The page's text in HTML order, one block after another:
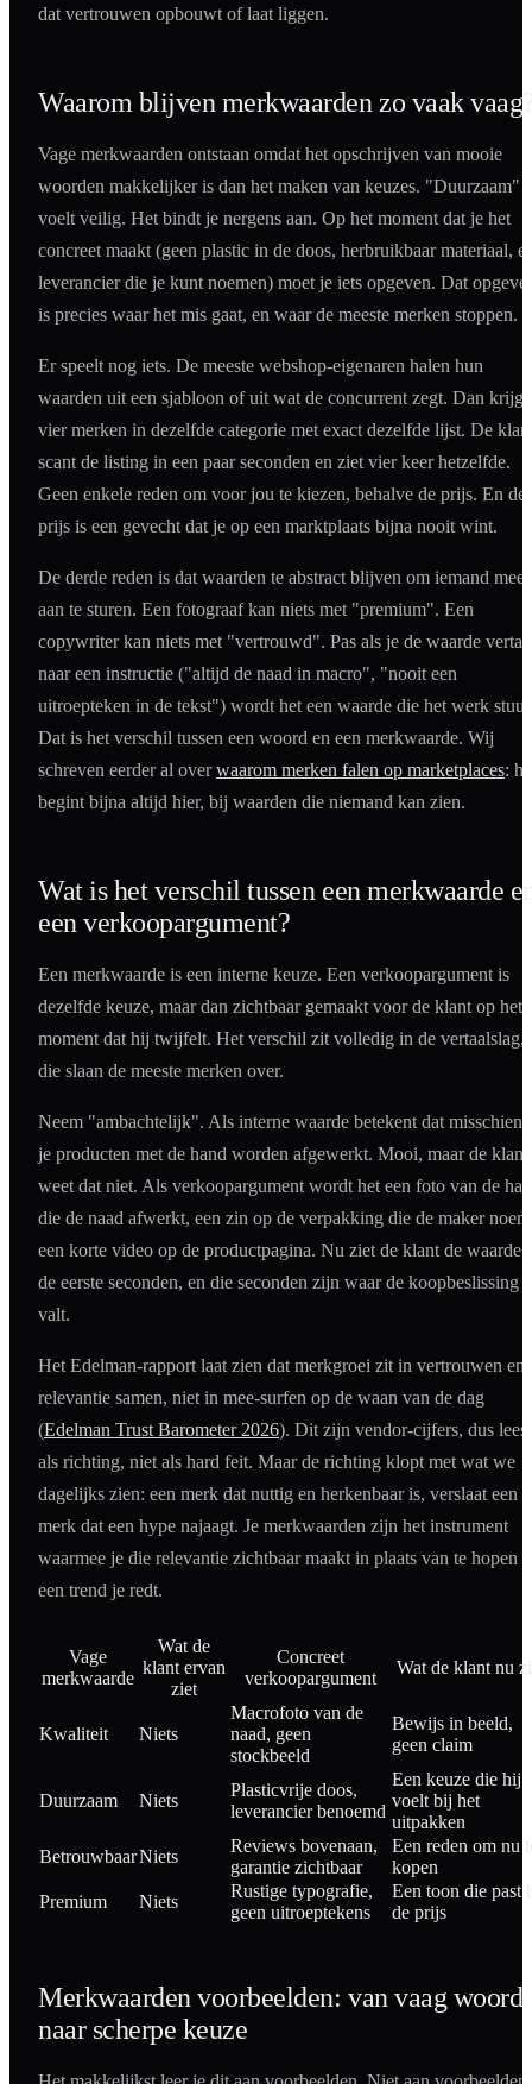
dat vertrouwen opbouwt of laat liggen.
Waarom blijven merkwaarden zo vaak
Vage merkwaarden ontstaan omdat het opschrijven van mooie
woorden makkelijker is dan het maken van keuzes. "Duurzaam"
voelt veilig. Het bindt je nergens aan. Op het moment dat je het
concreet maakt (geen plastic in de doos, herbruikbaar materiaal,
leverancier die je kunt noemen) moet je iets opgeven. Dat
is precies waar het mis gaat, en waar de meeste merken stoppen.
Er speelt nog iets. De meeste webshop-eigenaren halen hun
waarden uit een sjabloon of uit wat de concurrent zegt. Dan krijg
vier merken in dezelfde categorie met exact dezelfde lijst. De
scant de listing in een paar seconden en ziet vier keer hetzelfde.
Geen enkele reden om voor jou te kiezen, behalve de prijs. En de
prijs is een gevecht dat je op een marktplaats bijna nooit wint.
De derde reden is dat waarden te abstract blijven om iemand mee
aan te sturen. Een fotograaf kan niets met "premium". Een
copywriter kan niets met "vertrouwd". Pas als je de waarde
naar een instructie ("altijd de naad in macro", "nooit een
uitroepteken in de tekst") wordt het een waarde die het werk
Dat is het verschil tussen een woord en een merkwaarde. Wij
schreven eerder al overwaarom merken falen op marketplaces:
begint bijna altijd hier, bij waarden die niemand kan zien.
Wat is het verschil tussen een merkwaarde
een verkoopargument?
Een merkwaarde is een interne keuze. Een verkoopargument is
dezelfde keuze, maar dan zichtbaar gemaakt voor de klant op het
moment dat hij twijfelt. Het verschil zit volledig in de vertaalslag,
die slaan de meeste merken over.
Neem "ambachtelijk". Als interne waarde betekent dat misschien
je producten met de hand worden afgewerkt. Mooi, maar de klant
weet dat niet. Als verkoopargument wordt het een foto van de
die de naad afwerkt, een zin op de verpakking die de maker
een korte video op de productpagina. Nu ziet de klant de waarde
de eerste seconden, en die seconden zijn waar de koopbeslissing
valt.
Het Edelman-rapport laat zien dat merkgroei zit in vertrouwen en
relevantie samen, niet in mee-surfen op de waan van de dag
(Edelman Trust Barometer 2026). Dit zijn vendor-cijfers, dus lees
als richting, niet als hard feit. Maar de richting klopt met wat we
dagelijks zien: een merk dat nuttig en herkenbaar is, verslaat een
merk dat een hype najaagt. Je merkwaarden zijn het instrument
waarmee je die relevantie zichtbaar maakt in plaats van te hopen
een trend je redt.
Vage
merkwaarde
Wat de
klant ervan
ziet
Concreet
verkoopargument
Wat de klant nu
Kwaliteit Niets
Macrofoto van de
naad, geen
stockbeeld
Bewijs in beeld,
geen claim
Duurzaam Niets
Plasticvrije doos,
leverancier benoemd
Een keuze die hij
voelt bij het
uitpakken
BetrouwbaarNiets
Reviews bovenaan,
garantie zichtbaar
Een reden om nu
kopen
Premium
Niets
Rustige typografie,
geen uitroeptekens
Een toon die past
de prijs
Merkwaarden voorbeelden: van vaag woord
naar scherpe keuze